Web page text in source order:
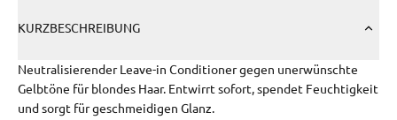
KURZBESCHREIBUNG
Neutralisierender Leave-in Conditioner gegen unerwünschte
Gelbtöne für blondes Haar. Entwirrt sofort, spendet Feuchtigkeit
und sorgt für geschmeidigen Glanz.